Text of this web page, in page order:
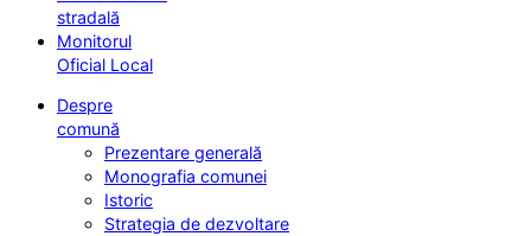
stradală
Monitorul
Oficial Local
Despre
comună
Prezentare generală
Monografia comunei
Istoric
Strategia de dezvoltare